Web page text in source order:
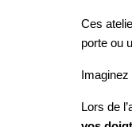
Ces
porte ou
Imaginez
Lors de